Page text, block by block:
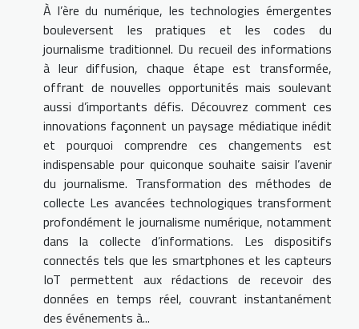
À l’ère du numérique, les technologies émergentes
bouleversent les pratiques et les codes du
journalisme traditionnel. Du recueil des informations
à leur diffusion, chaque étape est transformée,
offrant de nouvelles opportunités mais soulevant
aussi d’importants défis. Découvrez comment ces
innovations façonnent un paysage médiatique inédit
et pourquoi comprendre ces changements est
indispensable pour quiconque souhaite saisir l’avenir
du journalisme. Transformation des méthodes de
collecte Les avancées technologiques transforment
profondément le journalisme numérique, notamment
dans la collecte d’informations. Les dispositifs
connectés tels que les smartphones et les capteurs
IoT permettent aux rédactions de recevoir des
données en temps réel, couvrant instantanément
des événements à...